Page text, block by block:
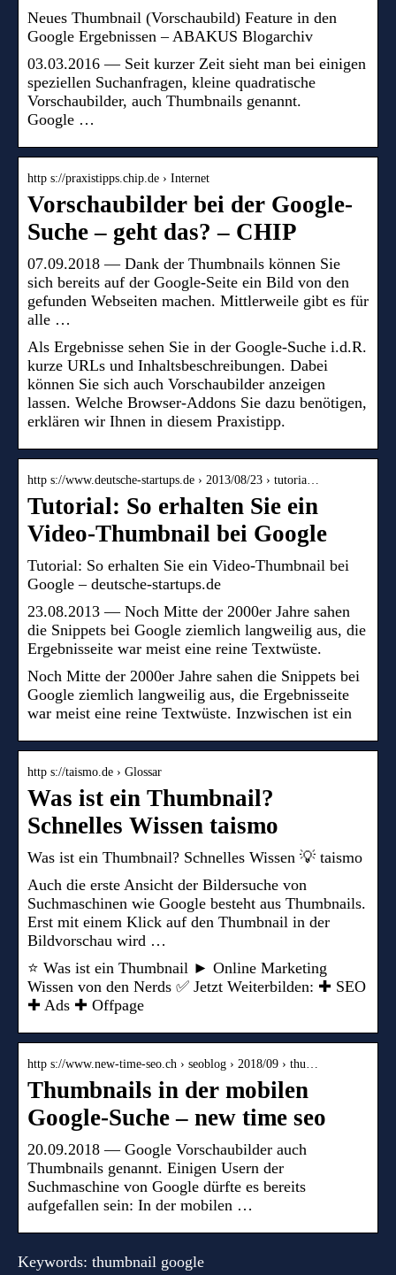
Neues Thumbnail (Vorschaubild) Feature in den
Google Ergebnissen – ABAKUS Blogarchiv
03.03.2016 — Seit kurzer Zeit sieht man bei einigen
speziellen Suchanfragen, kleine quadratische
Vorschaubilder, auch Thumbnails genannt.
Google …
http s://praxistipps.chip.de › Internet
Vorschaubilder bei der Google-
Suche – geht das? – CHIP
07.09.2018 — Dank der Thumbnails können Sie
sich bereits auf der Google-Seite ein Bild von den
gefunden Webseiten machen. Mittlerweile gibt es für
alle …
Als Ergebnisse sehen Sie in der Google-Suche i.d.R.
kurze URLs und Inhaltsbeschreibungen. Dabei
können Sie sich auch Vorschaubilder anzeigen
lassen. Welche Browser-Addons Sie dazu benötigen,
erklären wir Ihnen in diesem Praxistipp.
http s://www.deutsche-startups.de › 2013/08/23 › tutoria…
Tutorial: So erhalten Sie ein
Video-Thumbnail bei Google
Tutorial: So erhalten Sie ein Video-Thumbnail bei
Google – deutsche-startups.de
23.08.2013 — Noch Mitte der 2000er Jahre sahen
die Snippets bei Google ziemlich langweilig aus, die
Ergebnisseite war meist eine reine Textwüste.
Noch Mitte der 2000er Jahre sahen die Snippets bei
Google ziemlich langweilig aus, die Ergebnisseite
war meist eine reine Textwüste. Inzwischen ist ein
http s://taismo.de › Glossar
Was ist ein Thumbnail?
Schnelles Wissen taismo
Was ist ein Thumbnail? Schnelles Wissen 💡 taismo
Auch die erste Ansicht der Bildersuche von
Suchmaschinen wie Google besteht aus Thumbnails.
Erst mit einem Klick auf den Thumbnail in der
Bildvorschau wird …
⭐ Was ist ein Thumbnail ► Online Marketing
Wissen von den Nerds ✅ Jetzt Weiterbilden: ✚ SEO
✚ Ads ✚ Offpage
http s://www.new-time-seo.ch › seoblog › 2018/09 › thu…
Thumbnails in der mobilen
Google-Suche – new time seo
20.09.2018 — Google Vorschaubilder auch
Thumbnails genannt. Einigen Usern der
Suchmaschine von Google dürfte es bereits
aufgefallen sein: In der mobilen …
Keywords: thumbnail google